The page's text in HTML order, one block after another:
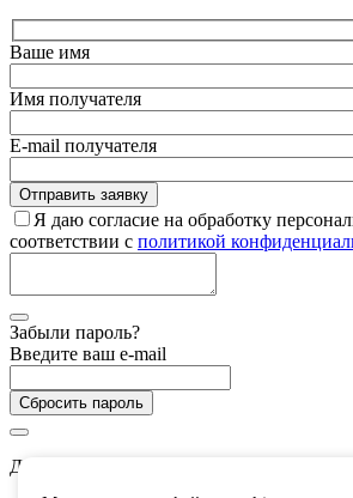
Ваше имя
Имя получателя
E-mail получателя
Я даю согласие на обработку
соответствии с политикой
Забыли пароль?
Введите ваш e-mail
Сбросить пароль
Дарим 5 000 баллов на покупки в